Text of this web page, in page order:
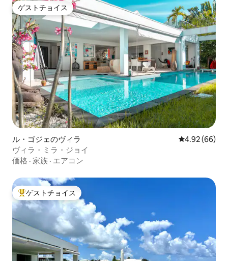
ゲストチョイス
ゲストチョイス
ル・ゴジェのヴィラ レビュー66
4.92 (66)
ヴィラ・ミラ・ジョイ
価格 · 家族 · エアコン
大好評のゲストチョイスです。
ゲストチョイス